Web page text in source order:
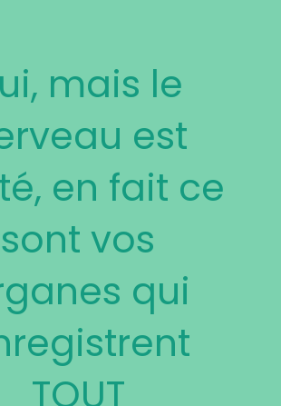
mais le
est
en fait ce
sont vos
qui
TOUT